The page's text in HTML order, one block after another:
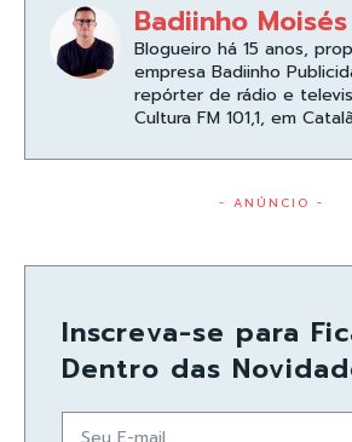
Badiinho Moisés
Blogueiro há 15 anos,
empresa Badiinho
repórter de rádio e
Cultura FM 101,1, em
- ANÚNCIO -
Inscreva-se para
Dentro das